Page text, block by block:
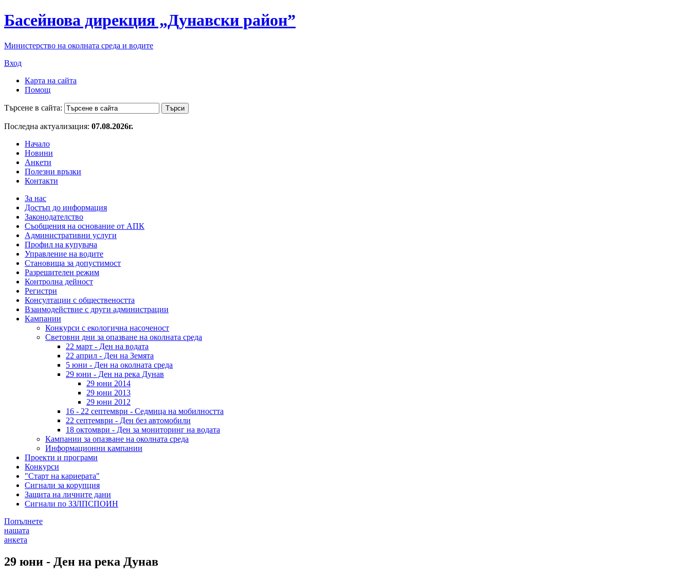
Басейнова дирекция „Дунавски район”
Министерство на околната среда и водите
Вход
Карта на сайта
Помощ
Търсене в сайта:
Последна актуализация: 07.08.2026г.
Начало
Новини
Анкети
Полезни връзки
Контакти
За нас
Достъп до информация
Законодателство
Съобщения на основание от АПК
Административни услуги
Профил на купувача
Управление на водите
Становища за допустимост
Разрешителен режим
Контролна дейност
Регистри
Консултации с обществеността
Взаимодействие с други администрации
Кампании
Конкурси с екологична насоченост
Световни дни за опазване на околната среда
22 март - Ден на водата
22 април - Ден на Земята
5 юни - Ден на околната среда
29 юни - Ден на река Дунав
29 юни 2014
29 юни 2013
29 юни 2012
16 - 22 септември - Седмица на мобилността
22 септември - Ден без автомобили
18 октомври - Ден за мониторинг на водата
Кампании за опазване на околната среда
Информационни кампании
Проекти и програми
Конкурси
"Старт на кариерата"
Сигнали за корупция
Защита на личните дани
Сигнали по ЗЗЛПСПОИН
Попълнете
нашата
анкета
29 юни - Ден на река Дунав